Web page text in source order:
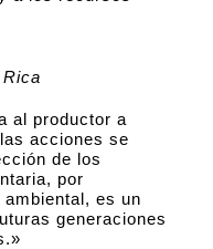
al productor a
acciones se
de los
por
es un
generaciones